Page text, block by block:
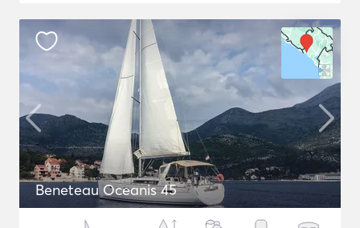
Beneteau Oceanis 45